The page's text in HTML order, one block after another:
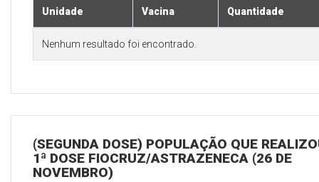
Unidade Vacina Quantidade
Nenhum resultado foi encontrado.
(SEGUNDA DOSE) POPULAÇÃO QUE
1ª DOSE FIOCRUZ/ASTRAZENECA (26 DE
NOVEMBRO)